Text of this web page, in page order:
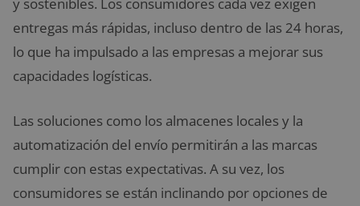
y sostenibles. Los consumidores cada vez exigen
entregas más rápidas, incluso dentro de las 24 horas,
lo que ha impulsado a las empresas a mejorar sus
capacidades logísticas.
Las soluciones como los almacenes locales y la
automatización del envío permitirán a las marcas
cumplir con estas expectativas. A su vez, los
consumidores se están inclinando por opciones de